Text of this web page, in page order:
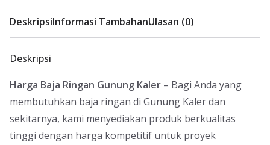
DeskripsiInformasi TambahanUlasan (0)
Deskripsi
Harga Baja Ringan Gunung Kaler – Bagi Anda yang
membutuhkan baja ringan di Gunung Kaler dan
sekitarnya, kami menyediakan produk berkualitas
tinggi dengan harga kompetitif untuk proyek